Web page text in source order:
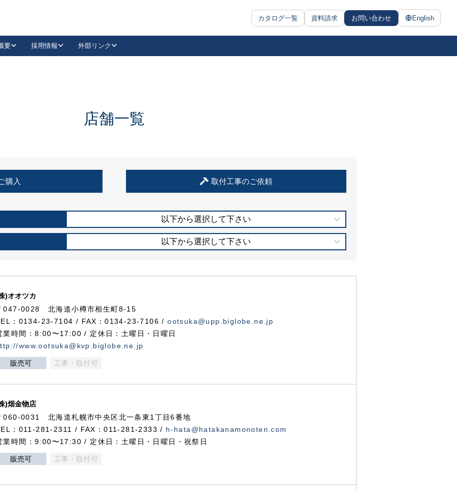
カタログ一覧 資料請求 お問い合わせ English
抗ウイルス・抗菌製品
要 採用情報 外部リンク
LinkedIn
住宅使用部材標準化推進協議会
店舗一覧
購入 取付工事のご依頼
以下から選択して下さい
以下から選択して下さい
)オオツカ
047-0028 北海道小樽市相生町8-15
：0134-23-7104 / FAX：0134-23-7106 /ootsuka@upp.biglobe.ne.jp
業時間：8:00〜17:00 / 定休日：土曜日・日曜日
www.ootsuka@kvp.biglobe.ne.jp
販売可 工事・取付可
)畑金物店
060-0031 北海道札幌市中央区北一条東1丁目6番地
：011-281-2311 / FAX：011-281-2333 / h-hata@hatakanamonoten.com
業時間：9:00〜17:30 / 定休日：土曜日・日曜日・祝祭日
販売可 工事・取付可